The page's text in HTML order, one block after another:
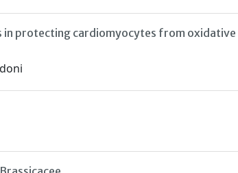
protecting cardiomyocytes from